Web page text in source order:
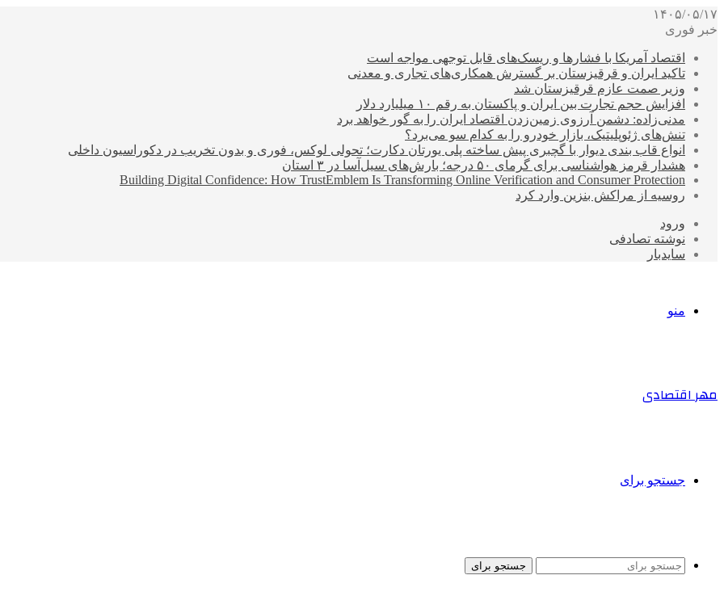
۱۴۰۵/۰۵/۱۷
خبر فوری
اقتصاد آمریکا با فشارها و ریسک‌های قابل توجهی مواجه است
تاکید ایران و قرقیزستان بر گسترش همکاری‌های تجاری و معدنی
وزیر صمت عازم قرقیزستان شد
افزایش حجم تجارت بین ایران و پاکستان به رقم ۱۰ میلیارد دلار
مدنی‌زاده: دشمن آرزوی زمین‌زدن اقتصاد ایران را به گور خواهد برد
تنش‌های ژئوپلیتیک، بازار خودرو را به کدام سو می‌برد؟
انواع قاب بندی دیوار با گچبری پیش ساخته پلی یورتان دکارت؛ تحولی لوکس، فوری و بدون تخریب در دکوراسیون داخلی
هشدار قرمز هواشناسی برای گرمای ۵۰ درجه؛ بارش‌های سیل‌آسا در ۳ استان
Building Digital Confidence: How TrustEmblem Is Transforming Online Verification and Consumer Protection
روسیه از مراکش بنزین وارد کرد
ورود
نوشته تصادفی
سایدبار
منو
مهر اقتصادی
جستجو برای
جستجو برای